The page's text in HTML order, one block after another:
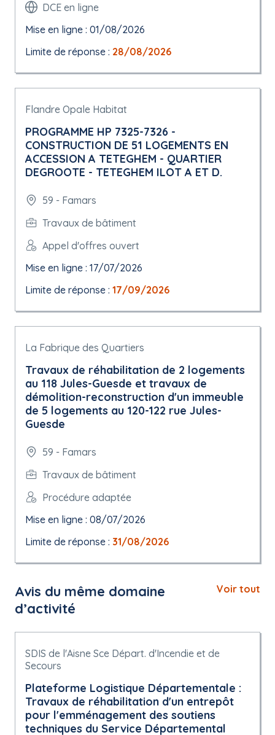
DCE en ligne
Mise en ligne : 01/08/2026
Limite de réponse : 28/08/2026
Flandre Opale Habitat
PROGRAMME HP 7325-7326 -
CONSTRUCTION DE 51 LOGEMENTS EN
ACCESSION A TETEGHEM - QUARTIER
DEGROOTE - TETEGHEM ILOT A ET D.
59 - Famars
Travaux de bâtiment
Appel d'offres ouvert
Mise en ligne : 17/07/2026
Limite de réponse : 17/09/2026
La Fabrique des Quartiers
Travaux de réhabilitation de 2 logements
au 118 Jules-Guesde et travaux de
démolition-reconstruction d'un immeuble
de 5 logements au 120-122 rue Jules-
Guesde
59 - Famars
Travaux de bâtiment
Procédure adaptée
Mise en ligne : 08/07/2026
Limite de réponse : 31/08/2026
Avis du même domaine
d’activité
Voir tout
SDIS de l'Aisne Sce Départ. d'Incendie et de
Secours
Plateforme Logistique Départementale :
Travaux de réhabilitation d'un entrepôt
pour l'emménagement des soutiens
techniques du Service Départemental